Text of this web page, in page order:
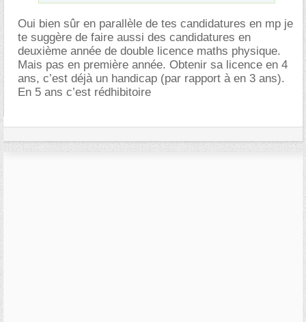
Oui bien sûr en parallèle de tes candidatures en mp je
te suggère de faire aussi des candidatures en
deuxième année de double licence maths physique.
Mais pas en première année. Obtenir sa licence en 4
ans, c’est déjà un handicap (par rapport à en 3 ans).
En 5 ans c’est rédhibitoire